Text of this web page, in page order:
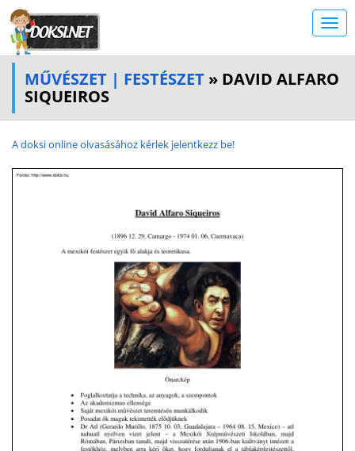
MŰVÉSZET | FESTÉSZET » DAVID ALFARO
SIQUEIROS
A doksi online olvasásához kérlek jelentkezz be!